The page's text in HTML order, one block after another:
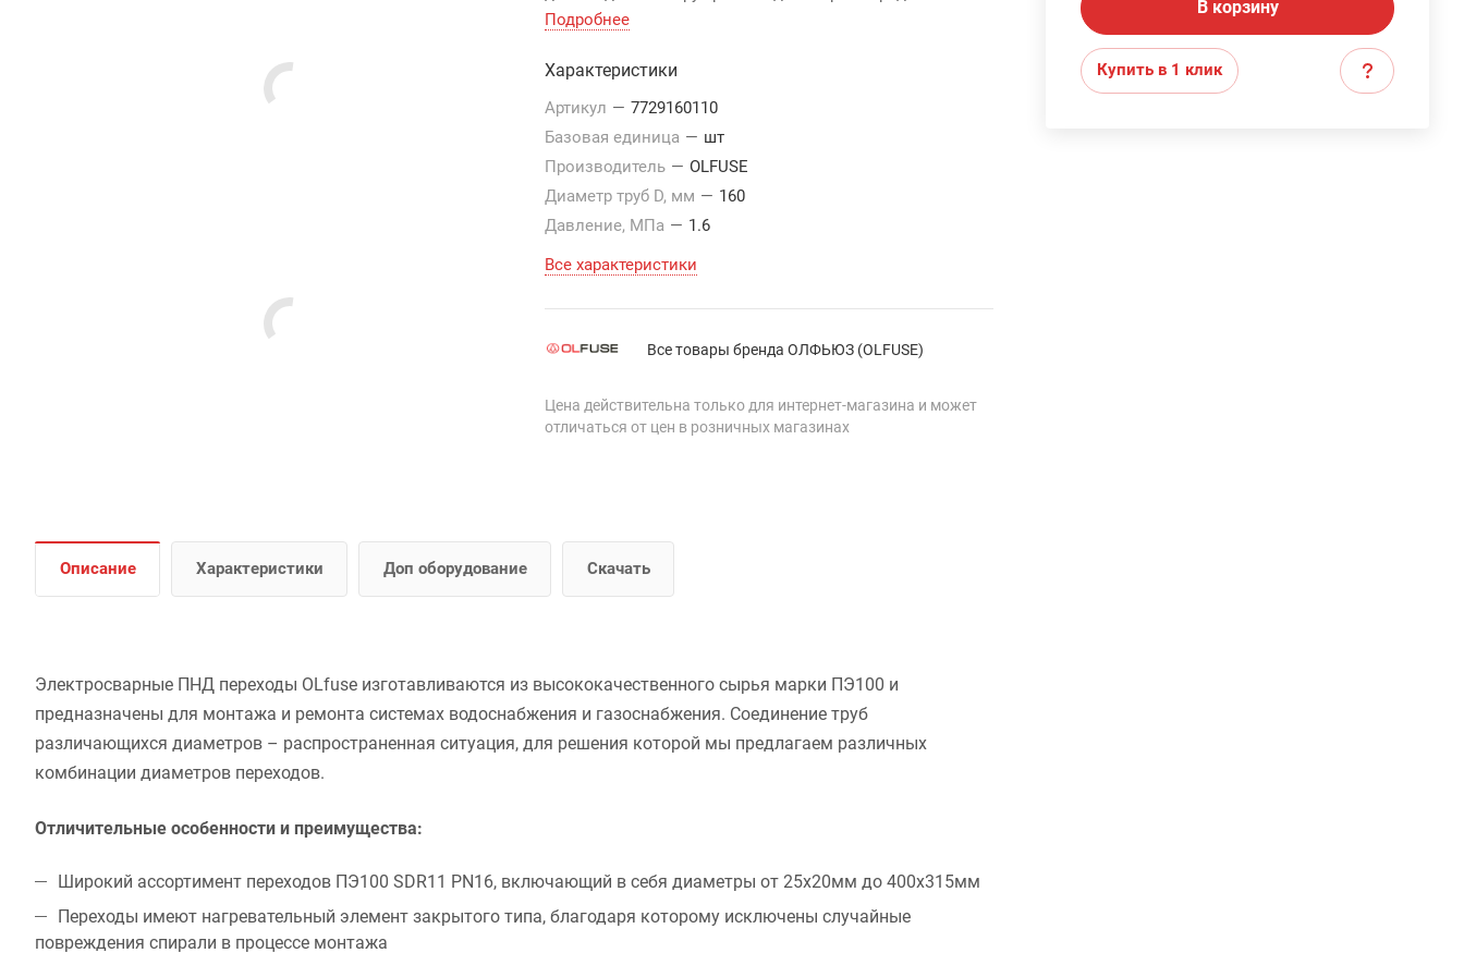
В корзину
Купить в 1 клик
для монтажа водопроводов с давлением до 1,0 МПа, и
Подробнее
Характеристики
Артикул — 7729160110
Базовая единица — шт
Производитель — OLFUSE
Диаметр труб D, мм — 160
Давление, МПа — 1.6
Все характеристики
Все товары бренда ОЛФЬЮЗ (OLFUSE)
Цена действительна только для интернет-магазина и может
отличаться от цен в розничных магазинах
Описание Характеристики Доп оборудование Скачать
Электросварные ПНД переходы OLfuse изготавливаются из высококачественного сырья марки ПЭ100 и
предназначены для монтажа и ремонта системах водоснабжения и газоснабжения. Соединение труб
различающихся диаметров – распространенная ситуация, для решения которой мы предлагаем различных
комбинации диаметров переходов.
Отличительные особенности и преимущества:
Широкий ассортимент переходов ПЭ100 SDR11 PN16, включающий в себя диаметры от 25х20мм до 400х315мм
Переходы имеют нагревательный элемент закрытого типа, благодаря которому исключены случайные
повреждения спирали в процессе монтажа